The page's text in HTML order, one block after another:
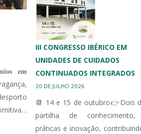
𝐞𝐦
III CONGRESSO IBÉRICO EM
UNIDADES DE CUIDADOS
CONTINUADOS INTEGRADOS
20 DE JULHO 2026
📆 14 e 15 de outubro👉Dois
partilha de conhecimento,
práticas e inovação,